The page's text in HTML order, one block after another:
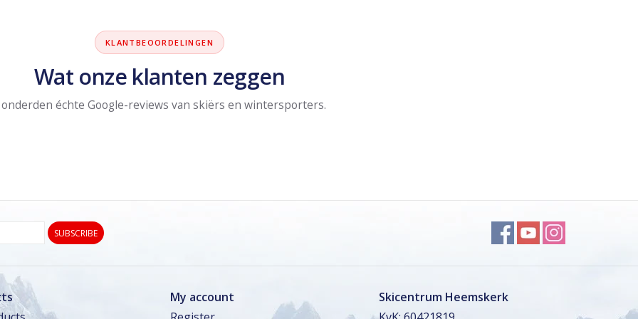
KLANTBEOORDELINGEN
Wat onze klanten zeggen
échte Google-reviews van skiërs en wintersporters.
SUBSCRIBE
My account
Skicentrum Heemskerk